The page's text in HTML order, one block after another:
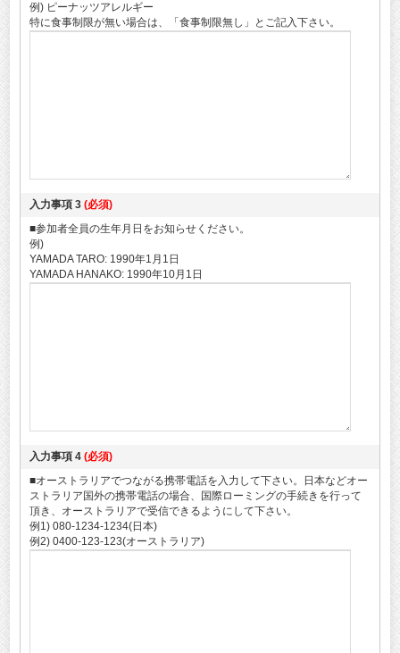
例) ピーナッツアレルギー
特に食事制限が無い場合は、「食事制限無し」とご記入下さい。
入力事項 3 (必須)
■参加者全員の生年月日をお知らせください。
例)
YAMADA TARO: 1990年1月1日
YAMADA HANAKO: 1990年10月1日
入力事項 4 (必須)
■オーストラリアでつながる携帯電話を入力して下さい。日本などオー
ストラリア国外の携帯電話の場合、国際ローミングの手続きを行って
頂き、オーストラリアで受信できるようにして下さい。
例1) 080-1234-1234(日本)
例2) 0400-123-123(オーストラリア)